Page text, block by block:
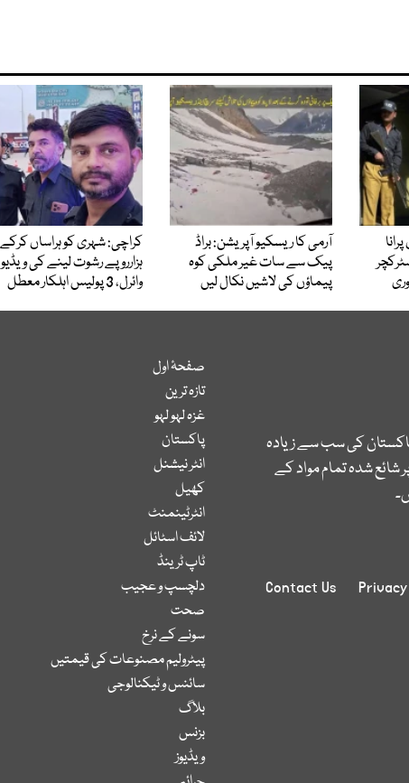
آرمی کا ریسکیو آپریشن: براڈ
پیک سے سات غیر ملکی کوہ
پیماؤں کی لاشیں نکال لیں
ہزارروپے رشوت لینے کی ویڈیو
وائرل، 3 پولیس اہلکار معطل
کی سب سے زیادہ
شدہ تمام مواد کے
Contact Us
صفحۂ اول
تازہ ترین
غزہ لہو لہو
پاکستان
انٹر نیشنل
کھیل
انٹرٹینمنٹ
لائف اسٹائل
ٹاپ ٹرینڈ
دلچسپ و عجیب
صحت
سونے کے نرخ
پیٹرولیم مصنوعات کی قیمتیں
سائنس و ٹیکنالوجی
بلاگ
بزنس
ویڈیوز